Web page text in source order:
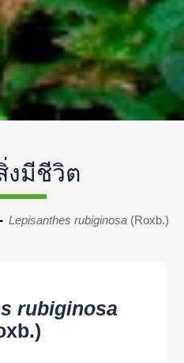
งมีชีวิต
Lepisanthes rubiginosa (Roxb.)
rubiginosa